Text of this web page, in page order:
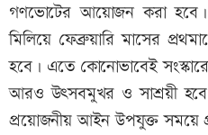
গণভোটের আয়োজন করা হবে।
মিলিয়ে ফেব্রুয়ারি মাসের
হবে। এতে কোনোভাবেই
আরও উৎসবমুখর ও সাশ্রয়ী
প্রয়োজনীয় আইন উপযুক্ত সময়ে